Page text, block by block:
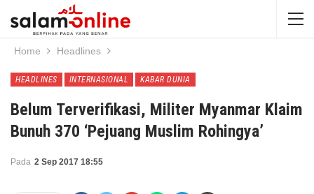
Home Headlines
HEADLINES INTERNASIONAL KABAR DUNIA
Belum Terverifikasi, Militer Myanmar Klaim
Bunuh 370 ‘Pejuang Muslim Rohingya’
Pada 2 Sep 2017 18:55